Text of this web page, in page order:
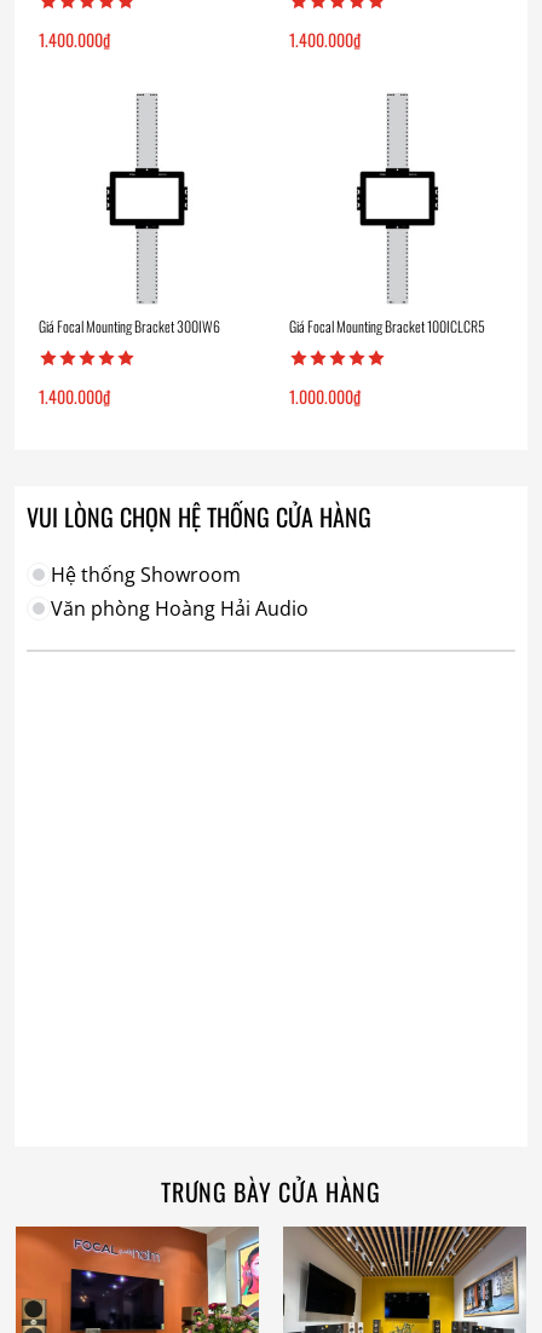
1.400.000₫ 1.400.000₫
Giá Focal Mounting Bracket 300IW6
1.400.000₫
Giá Focal Mounting Bracket 100ICLCR5
1.000.000₫
VUI LÒNG CHỌN HỆ THỐNG CỬA HÀNG
Hệ thống Showroom
Văn phòng Hoàng Hải Audio
TRƯNG BÀY CỬA HÀNG